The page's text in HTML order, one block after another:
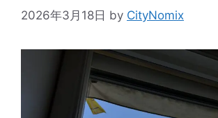
2026年3月18日 by CityNomix